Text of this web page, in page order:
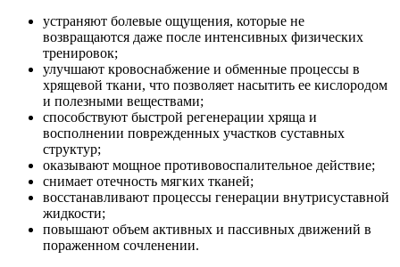
устраняют болевые ощущения, которые не
возвращаются даже после интенсивных физических
тренировок;
улучшают кровоснабжение и обменные процессы в
хрящевой ткани, что позволяет насытить ее кислородом
и полезными веществами;
способствуют быстрой регенерации хряща и
восполнении поврежденных участков суставных
структур;
оказывают мощное противовоспалительное действие;
снимает отечность мягких тканей;
восстанавливают процессы генерации внутрисуставной
жидкости;
повышают объем активных и пассивных движений в
пораженном сочленении.